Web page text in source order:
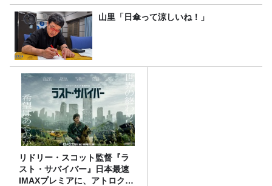
山里「日傘って涼しいね！」
リドリー・スコット監督『ラ
スト・サバイバー』日本最速
IMAXプレミアに、アトロクリ